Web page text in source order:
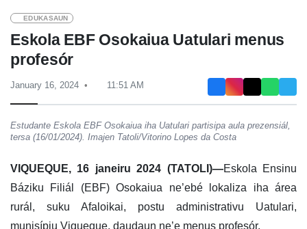
EDUKASAUN
Eskola EBF Osokaiua Uatulari menus
profesór
January 16, 2024 11:51 AM
Estudante Eskola EBF Osokaiua iha Uatulari partisipa aula prezensiál,
tersa (16/01/2024). Imajen Tatoli/Vitorino Lopes da Costa
VIQUEQUE, 16 janeiru 2024 (TATOLI)—Eskola Ensinu
Báziku Filiál (EBF) Osokaiua ne’ebé lokaliza iha área
rurál, suku Afaloikai, postu administrativu Uatulari,
munisípiu Viqueque, daudaun ne’e menus profesór.